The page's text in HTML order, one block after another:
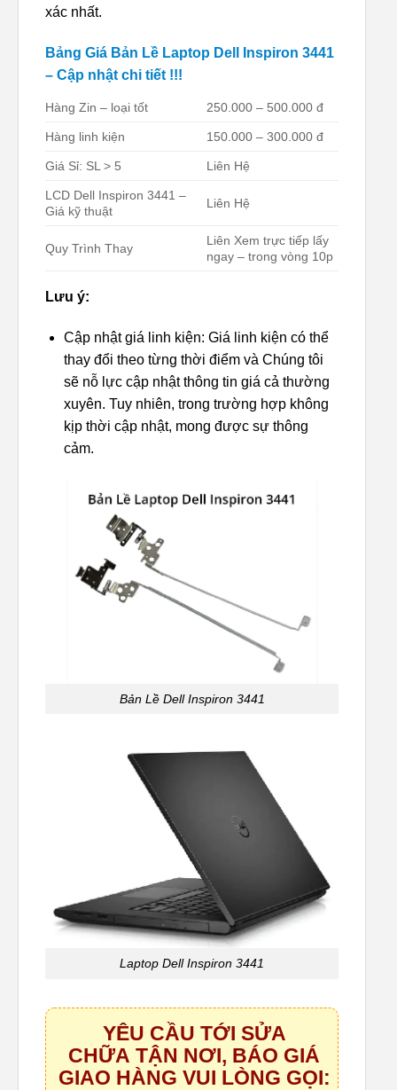
xác nhất.
Bảng Giá Bản Lề Laptop Dell Inspiron 3441
– Cập nhật chi tiết !!!
Hàng Zin – loại tốt 250.000 – 500.000 đ
Hàng linh kiện 150.000 – 300.000 đ
Giá Sỉ: SL > 5 Liên Hệ
LCD Dell Inspiron 3441 –
Giá kỹ thuật
Liên Hệ
Quy Trình Thay
Liên Xem trực tiếp lấy
ngay – trong vòng 10p
Lưu ý:
Cập nhật giá linh kiện: Giá linh kiện có thể
thay đổi theo từng thời điểm và Chúng tôi
sẽ nỗ lực cập nhật thông tin giá cả thường
xuyên. Tuy nhiên, trong trường hợp không
kịp thời cập nhật, mong được sự thông
cảm.
Bản Lề Dell Inspiron 3441
Laptop Dell Inspiron 3441
YÊU CẦU TỚI SỬA
CHỮA TẬN NƠI, BÁO GIÁ
GIAO HÀNG VUI LÒNG GỌI: